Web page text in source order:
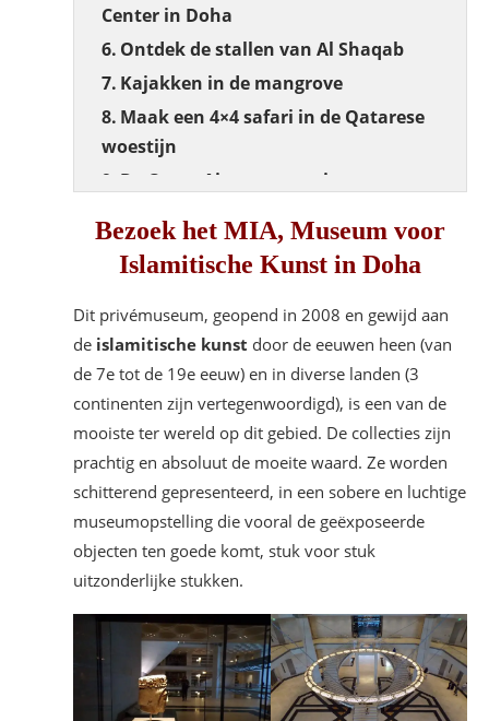
Center in Doha
Ontdek de stallen van Al Shaqab
Kajakken in de mangrove
Maak een 4×4 safari in de Qatarese
woestijn
De Qatar Airways ervaring
In Business-modus:
Wat neem je mee in je koffer naar
Qatar
Handige informatie voor Qatar
Bezoek het MIA, Museum voor
Islamitische Kunst in Doha
Dit privémuseum, geopend in 2008 en gewijd aan
de islamitische kunst door de eeuwen heen (van
de 7e tot de 19e eeuw) en in diverse landen (3
continenten zijn vertegenwoordigd), is een van de
mooiste ter wereld op dit gebied. De collecties zijn
prachtig en absoluut de moeite waard. Ze worden
schitterend gepresenteerd, in een sobere en luchtige
museumopstelling die vooral de geëxposeerde
objecten ten goede komt, stuk voor stuk
uitzonderlijke stukken.